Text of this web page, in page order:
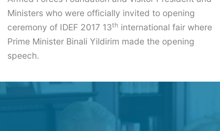
Ministers who were officially invited to opening
ceremony of IDEF 2017 13th international fair where
Prime Minister Binali Yildirim made the opening
speech.